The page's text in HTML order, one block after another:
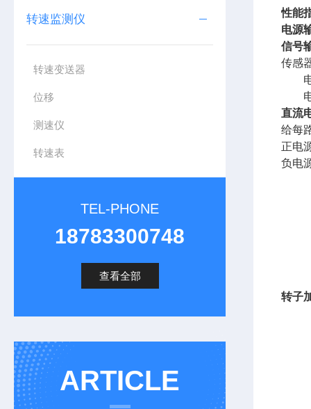
转速监测仪
转速变送器
位移
测速仪
转速表
TEL-PHONE
18783300748
查看全部
ARTICLE
性能
电源
信号
传感
直流
给每
正电
负电
转子